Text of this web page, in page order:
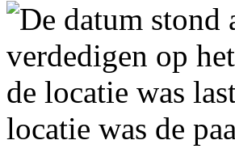
De datum stond
verdedigen op
de locatie was
locatie was de